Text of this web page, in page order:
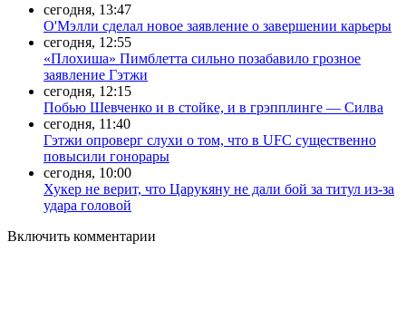
сегодня, 13:47
О'Мэлли сделал новое заявление о завершении карьеры
сегодня, 12:55
«Плохиша» Пимблетта сильно позабавило грозное
заявление Гэтжи
сегодня, 12:15
Побью Шевченко и в стойке, и в грэпплинге — Силва
сегодня, 11:40
Гэтжи опроверг слухи о том, что в UFC существенно
повысили гонорары
сегодня, 10:00
Хукер не верит, что Царукяну не дали бой за титул из-за
удара головой
Включить комментарии